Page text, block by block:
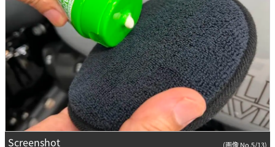
Screenshot (画像 No.5/13)